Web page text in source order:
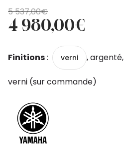
5 537,00€
Le
prix
initial
5
537,00€.
4 980,00€
Le
prix
actuel
4
980,00€.
Finitions: verni , argenté,
verni (sur commande)